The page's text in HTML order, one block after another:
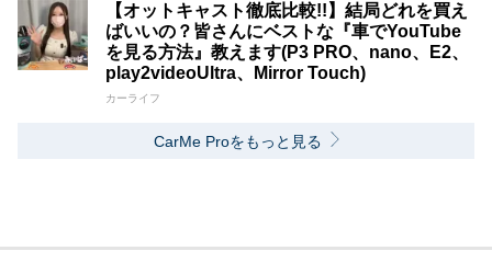
【オットキャスト徹底比較!!】結局どれを買え
ばいいの？皆さんにベストな『車でYouTube
を見る方法』教えます(P3 PRO、nano、E2、
play2videoUltra、Mirror Touch)
カーライフ
CarMe Proをもっと見る